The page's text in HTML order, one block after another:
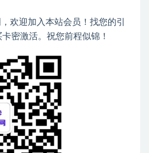
欢迎加入本站会员！找您的引
密激活。祝您前程似锦！